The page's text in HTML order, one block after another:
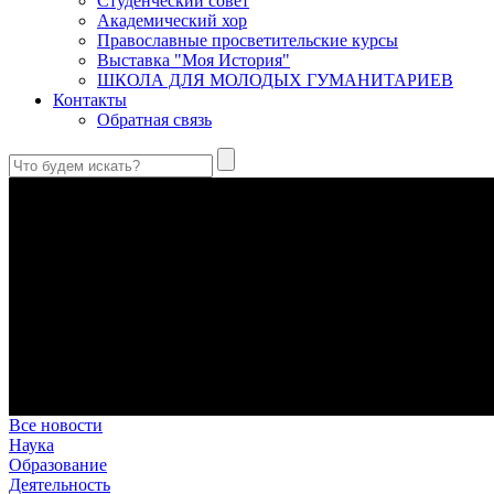
Академический хор
Православные просветительские курсы
Выставка "Моя История"
ШКОЛА ДЛЯ МОЛОДЫХ ГУМАНИТАРИЕВ
Контакты
Обратная связь
Все новости
Наука
Образование
Деятельность